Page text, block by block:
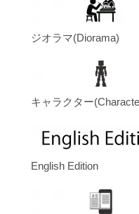
ジオラマ(Diorama)
キャラクター
English Edition